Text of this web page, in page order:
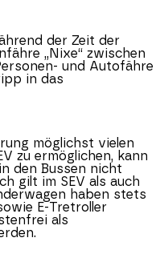
der Zeit der
„Nixe“ zwischen
und Autofähre
in das
möglichst vielen
zu ermöglichen, kann
den Bussen nicht
gilt im SEV als auch
haben stets
E-Tretroller
als